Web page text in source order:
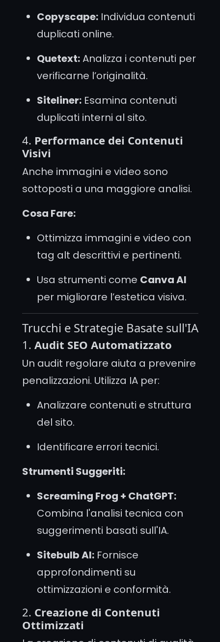
Copyscape:Individua contenuti
duplicati online.
Quetext:Analizza i contenuti per
verificarne l’originalità.
Siteliner:Esamina contenuti
duplicati interni al sito.
4. Performance dei Contenuti
Visivi
Anche immagini e video sono
sottoposti a una maggiore analisi.
Cosa Fare:
Ottimizza immagini e video con
tag alt descrittivi e pertinenti.
Usa strumenti come Canva AI
per migliorare l’estetica visiva.
Trucchi e Strategie Basate sull'IA
1. Audit SEO Automatizzato
Un audit regolare aiuta a prevenire
penalizzazioni. Utilizza IA per:
Analizzare contenuti e struttura
del sito.
Identificare errori tecnici.
Strumenti Suggeriti:
Screaming Frog + ChatGPT:
Combina l'analisi tecnica con
suggerimenti basati sull'IA.
Sitebulb AI:Fornisce
approfondimenti su
ottimizzazioni e conformità.
2. Creazione di Contenuti
Ottimizzati